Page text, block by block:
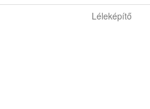
Léleképítő